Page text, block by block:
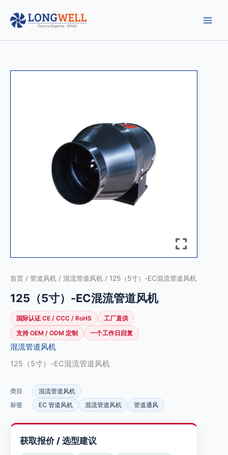
容
首页 / 管道风机 / 混流管道风机 / 125（5寸）-EC混流管道风机
125（5寸）-EC混流管道风机
国际认证 CE / CCC / RoHS
工厂直供
支持 OEM / ODM 定制
一个工作日回复
混流管道风机
125（5寸）-EC混流管道风机
类目
混流管道风机
标签
EC 管道风机 混流管道风机 管道通风
获取报价 / 选型建议